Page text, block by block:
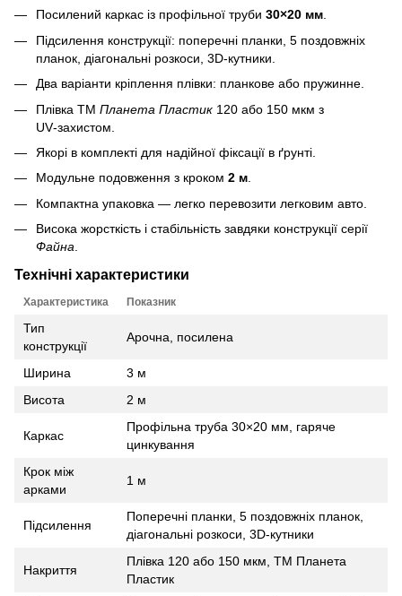
Посилений каркас із профільної труби 30×20 мм.
Підсилення конструкції: поперечні планки, 5 поздовжніх
планок, діагональні розкоси, 3D‑кутники.
Два варіанти кріплення плівки: планкове або пружинне.
Плівка ТМ Планета Пластик 120 або 150 мкм з
UV‑захистом.
Якорі в комплекті для надійної фіксації в ґрунті.
Модульне подовження з кроком 2 м.
Компактна упаковка — легко перевозити легковим авто.
Висока жорсткість і стабільність завдяки конструкції серії
Файна
Технічні характеристики
Характеристика Показник
Тип
конструкції
Арочна, посилена
Ширина
3 м
Висота
2 м
Каркас
Профільна труба 30×20 мм, гаряче
цинкування
Крок між
арками
1 м
Підсилення
Поперечні планки, 5 поздовжніх планок,
діагональні розкоси, 3D‑кутники
Накриття
Плівка 120 або 150 мкм, ТМ Планета
Пластик